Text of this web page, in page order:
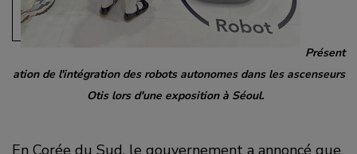
Présent
ation de l'intégration des robots autonomes dans les ascenseurs
Otis lors d'une exposition à Séoul.
En Corée du Sud, le gouvernement a annoncé que